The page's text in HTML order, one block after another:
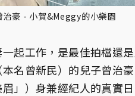
治豪 - 小賀&Meggy的小樂園
一起工作，是最佳拍檔還
名曾新民）的兒子曾治
眉」）身兼經紀人的真實